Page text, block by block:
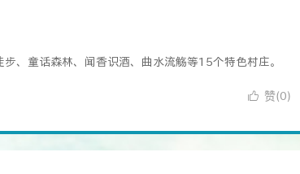
、童话森林、闻香识酒、曲水流觞等15个特色村庄。
 赞(0)